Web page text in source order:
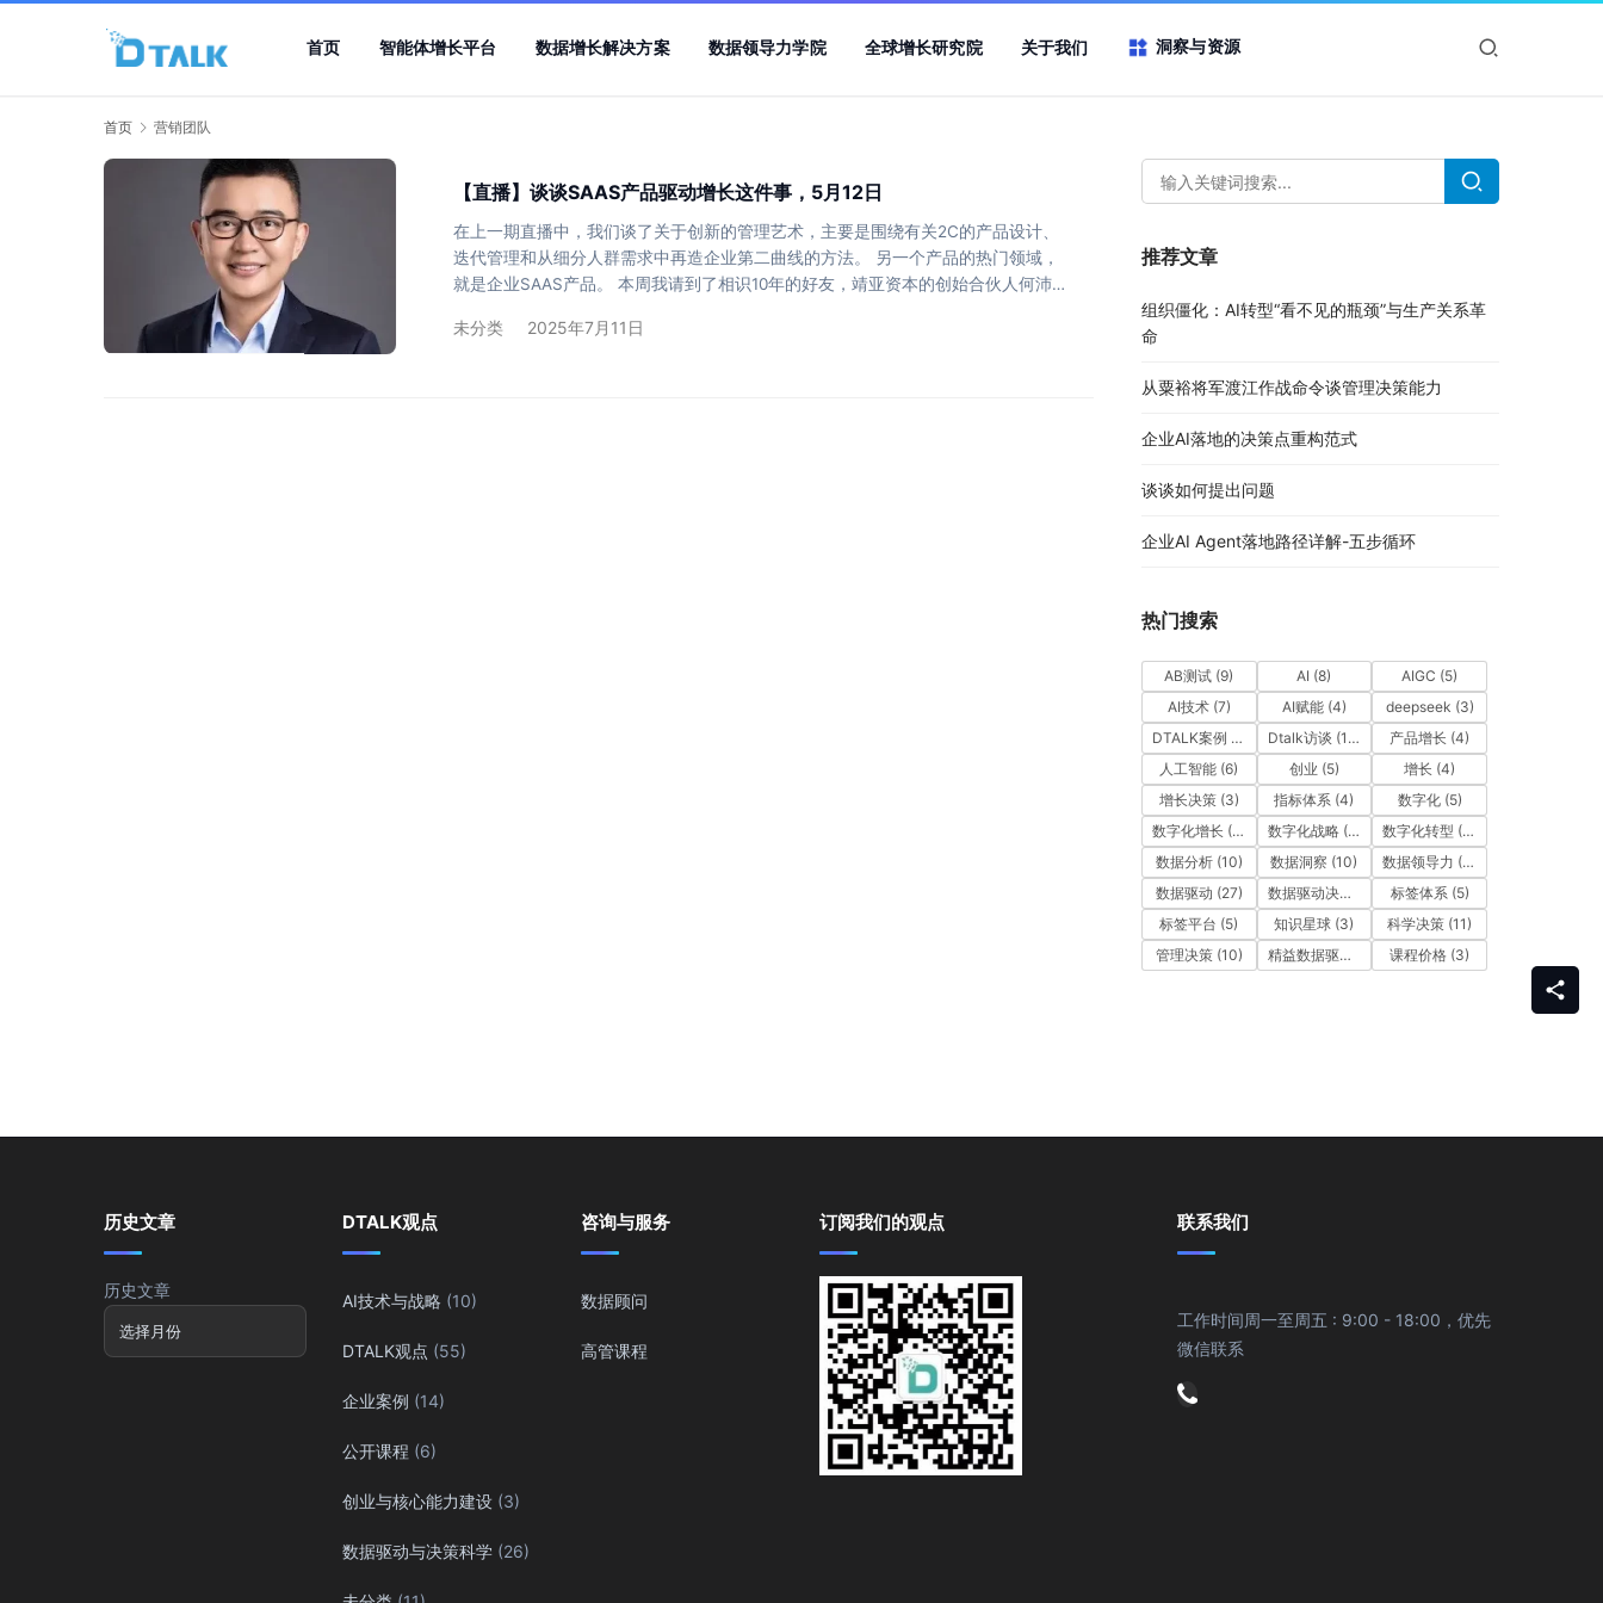
首页 智能体增长平台 数据增长解决方案 数据领导力学院 全球增长研究院 关于我们 洞察与资源
首页 营销团队
【直播】谈谈SAAS产品驱动增长这件事，5月12日
在上一期直播中，我们谈了关于创新的管理艺术，主要是围绕有关2C的产品设计、
迭代管理和从细分人群需求中再造企业第二曲线的方法。 另一个产品的热门领域，
就是企业SAAS产品。 本周我请到了相识10年的好友，靖亚资本的创始合伙人何沛老
人，他研究过多个产品，能从横向总结一些规律，洞察一些趋势，给saas类产品做
未分类 2025年7月11日
推荐文章
组织僵化：AI转型“看不见的瓶颈”与生产关系革
命
从粟裕将军渡江作战命令谈管理决策能力
企业AI落地的决策点重构范式
谈谈如何提出问题
企业AI Agent落地路径详解-五步循环
热门搜索
AB测试 (9) AI (8) AIGC (5)
AI技术(7) AI赋能(4) deepseek (3)
DTALK案例
Dtalk访谈 (13) 产品增长 (4)
人工智能 (6) 创业 (5) 增长 (4)
增长决策(3) 指标体系 (4) 数字化(5)
数字化增长 (3) 数字化战略(3) 数字化转型 (12)
数据分析(10) 数据洞察 (10) 数据领导力 (27)
数据驱动 (27) 数据驱动决策 标签体系(5)
标签平台 (5) 知识星球 (3) 科学决策 (11)
管理决策(10) 精益数据驱动 课程价格 (3)
历史文章
历史文章
DTALK观点
AI技术与战略 (10)
DTALK观点 (55)
企业案例 (14)
公开课程 (6)
创业与核心能力建设 (3)
数据驱动与决策科学 (26)
咨询与服务
数据顾问
高管课程
订阅我们的观点 联系我们
工作时间周一至周五 : 9:00 - 18:00，优先
微信联系